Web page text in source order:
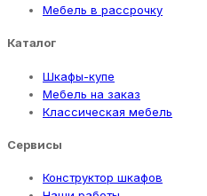
Мебель в рассрочку
Каталог
Шкафы-купе
Мебель на заказ
Классическая мебель
Сервисы
Конструктор шкафов